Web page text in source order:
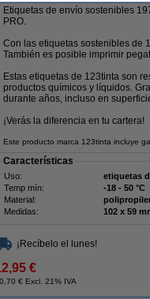
Etiquetas de envío sostenibles
PRO.
Con las etiquetas sostenibles de
También es posible imprimir
Estas etiquetas de 123tinta son
productos químicos y líquidos.
durante años, incluso en
¡Verás la diferencia en tu cartera!
Este producto marca 123tinta incluye
Características
Uso: etiquetas
Temp mín:
-18 - 50 °C
Material:
Medidas:
102 x
¡Recíbelo el lunes!
€
€ Excl. 21% IVA